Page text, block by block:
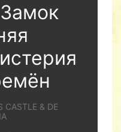
CASTLE & DE